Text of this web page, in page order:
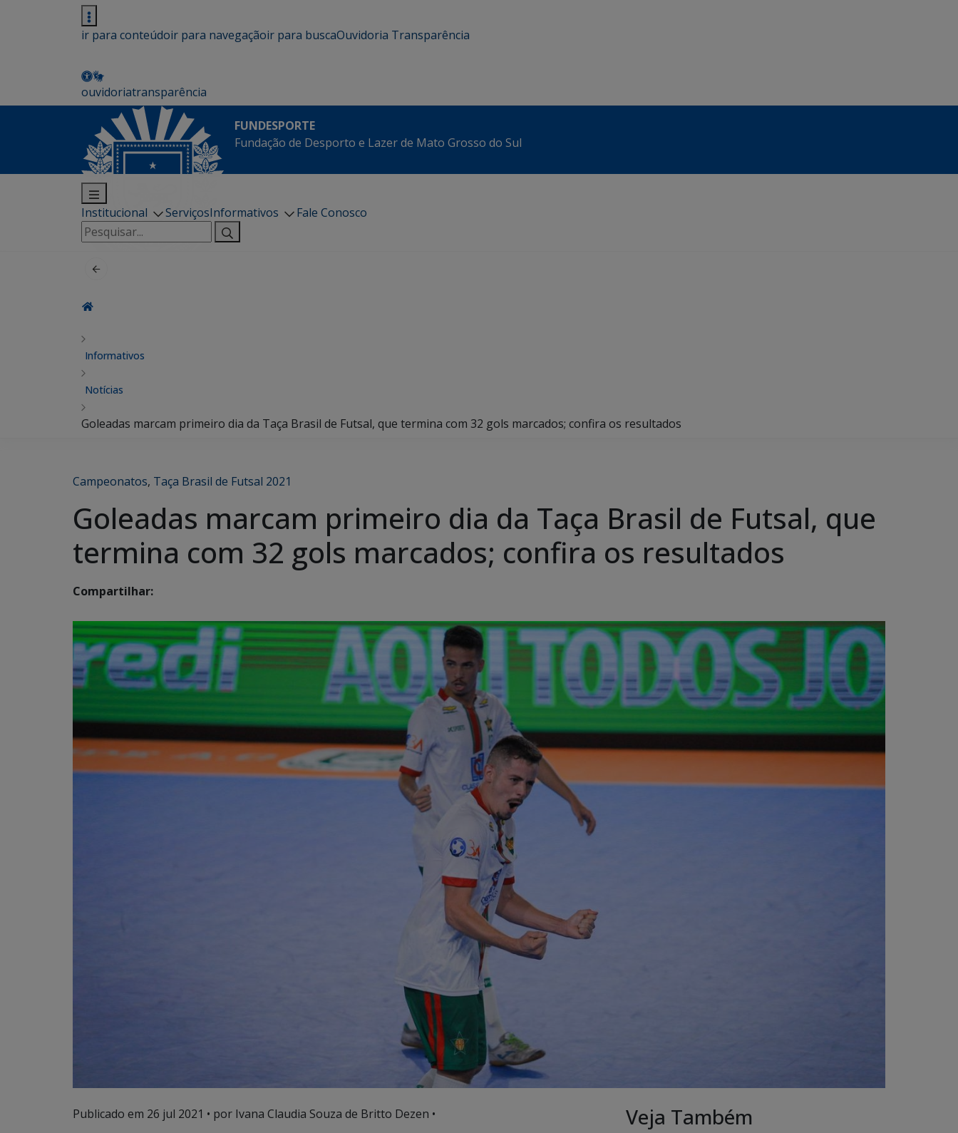
ir para conteúdoir para navegaçãoir para buscaOuvidoria Transparência
ouvidoriatransparência
FUNDESPORTE
Fundação de Desporto e Lazer de Mato Grosso do Sul
Institucional ServiçosInformativos
Fale Conosco
Pesquisar
por:
Informativos
Notícias
Goleadas marcam primeiro dia da Taça Brasil de Futsal, que termina com 32 gols marcados; confira os resultados
Campeonatos, Taça Brasil de Futsal 2021
Goleadas marcam primeiro dia da Taça Brasil de Futsal, que
termina com 32 gols marcados; confira os resultados
Compartilhar:
Publicado em 26 jul 2021 • por Ivana Claudia Souza de Britto Dezen •
Veja Também